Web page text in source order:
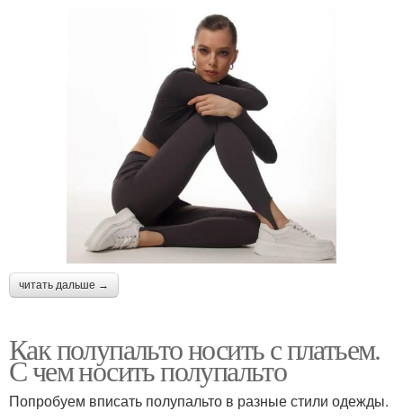
читать дальше →
Как полупальто носить с платьем.
С чем носить полупальто
Попробуем вписать полупальто в разные стили одежды.